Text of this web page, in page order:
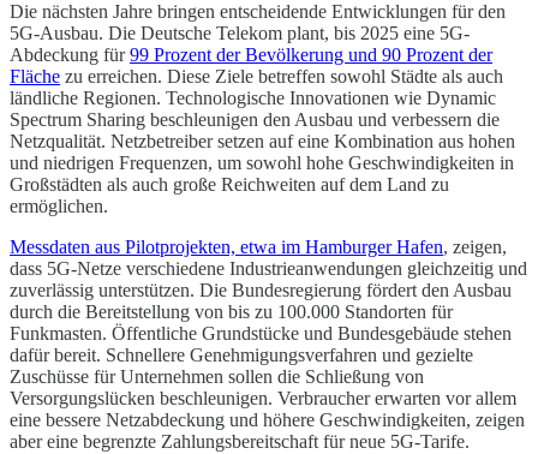
Die nächsten Jahre bringen entscheidende Entwicklungen für den
5G-Ausbau. Die Deutsche Telekom plant, bis 2025 eine 5G-
Abdeckung für99 Prozent der Bevölkerung und 90 Prozent der
Fläche zu erreichen. Diese Ziele betreffen sowohl Städte als auch
ländliche Regionen. Technologische Innovationen wie Dynamic
Spectrum Sharing beschleunigen den Ausbau und verbessern die
Netzqualität. Netzbetreiber setzen auf eine Kombination aus hohen
und niedrigen Frequenzen, um sowohl hohe Geschwindigkeiten in
Großstädten als auch große Reichweiten auf dem Land zu
ermöglichen.
Messdaten aus Pilotprojekten, etwa im Hamburger Hafen, zeigen,
dass 5G-Netze verschiedene Industrieanwendungen gleichzeitig und
zuverlässig unterstützen. Die Bundesregierung fördert den Ausbau
durch die Bereitstellung von bis zu 100.000 Standorten für
Funkmasten. Öffentliche Grundstücke und Bundesgebäude stehen
dafür bereit. Schnellere Genehmigungsverfahren und gezielte
Zuschüsse für Unternehmen sollen die Schließung von
Versorgungslücken beschleunigen. Verbraucher erwarten vor allem
eine bessere Netzabdeckung und höhere Geschwindigkeiten, zeigen
aber eine begrenzte Zahlungsbereitschaft für neue 5G-Tarife.